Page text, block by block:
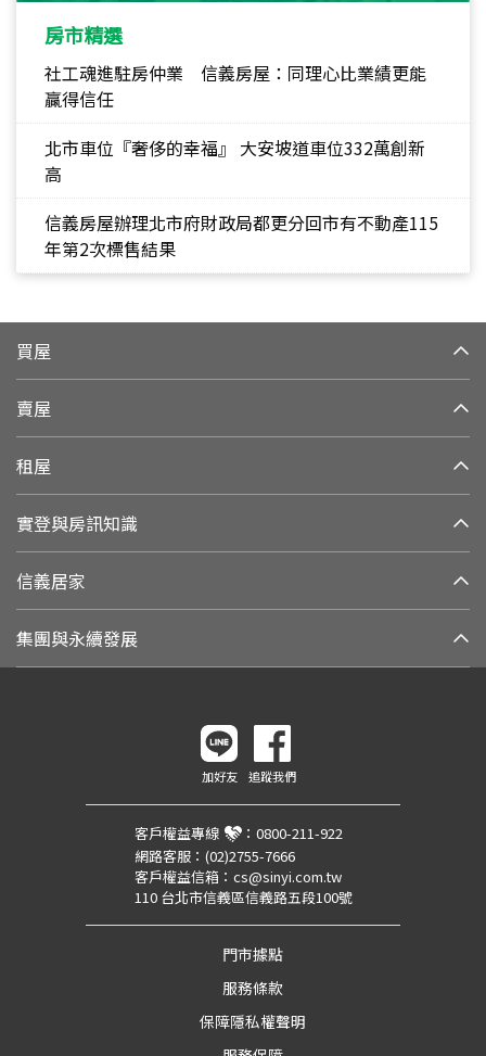
房市精選
社工魂進駐房仲業 信義房屋：同理心比業績更能
贏得信任
北市車位『奢侈的幸福』 大安坡道車位332萬創新
高
信義房屋辦理北市府財政局都更分回市有不動產115
年第2次標售結果
買屋
賣屋
租屋
實登與房訊知識
信義居家
集團與永續發展
加好友 追蹤我們
客戶權益專線 ： 0800-211-922
網路客服： (02)2755-7666
客戶權益信箱： cs@sinyi.com.tw
110 台北市信義區信義路五段100號
門市據點
服務條款
保障隱私權聲明